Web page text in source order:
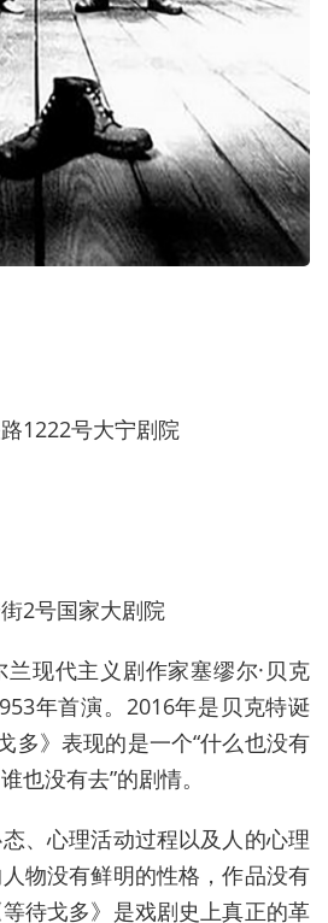
1222号大宁剧院
2号国家大剧院
兰现代主义剧作家塞缪尔·贝克
年首演。2016年是贝克特诞
多》表现的是一个“什么也没有
也没有去”的剧情。
、心理活动过程以及人的心理
物没有鲜明的性格，作品没有
待戈多》是戏剧史上真正的革